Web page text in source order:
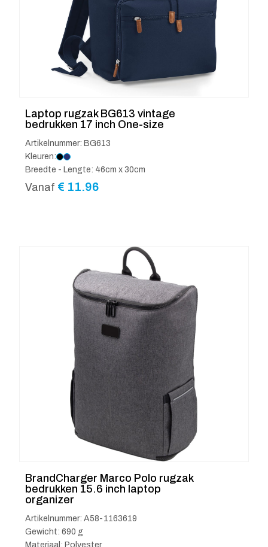
Laptop rugzak BG613 vintage
bedrukken 17 inch One-size
Artikelnummer: BG613
Kleuren:
Breedte - Lengte: 46cm x 30cm
Vanaf € 11.96
BrandCharger Marco Polo rugzak
bedrukken 15.6 inch laptop
organizer
Artikelnummer: A58-1163619
Gewicht: 690 g
Materiaal: Polyester